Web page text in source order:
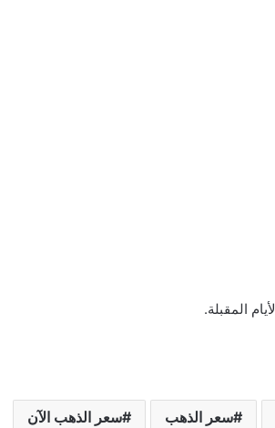
المقبلة.
سعر الذهب سعر الذهب الآن